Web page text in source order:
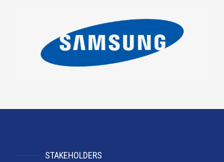
STAKEHOLDERS